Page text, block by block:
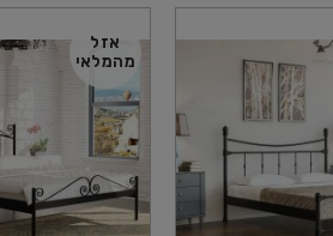
אזל
מהמלאי